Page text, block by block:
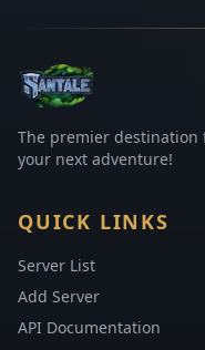
The premier destination
your next adventure!
QUICK LINKS
Server List
Add Server
API Documentation